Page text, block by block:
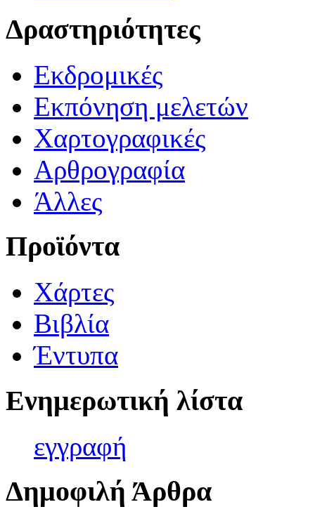
Δραστηριότητες
Εκδρομικές
Εκπόνηση μελετών
Χαρτογραφικές
Αρθρογραφία
Άλλες
Προϊόντα
Χάρτες
Βιβλία
Έντυπα
Ενημερωτική λίστα
εγγραφή
Δημοφιλή Άρθρα